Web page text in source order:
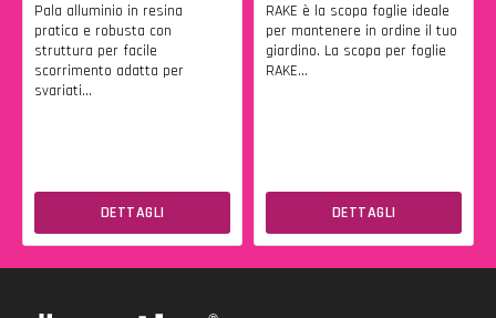
Pala alluminio in resina
pratica e robusta con
struttura per facile
scorrimento adatta per
svariati...
DETTAGLI
RAKE è la scopa foglie ideale
per mantenere in ordine il tuo
giardino. La scopa per foglie
RAKE...
DETTAGLI